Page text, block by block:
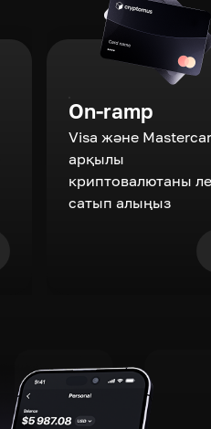
On-ramp
Visa және
арқылы
криптовалютаны
сатып алыңыз